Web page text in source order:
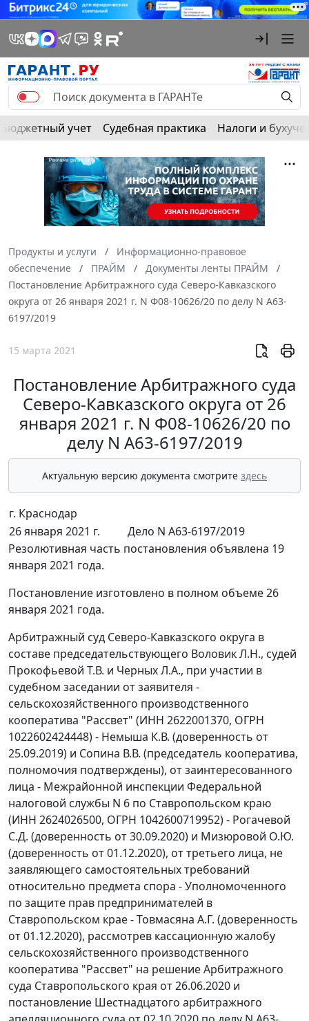
Бюджетный учет Судебная практика Налоги и
Продукты и услуги
Информационно-правовое
обеспечение
ПРАЙМ
Документы ленты ПРАЙМ
Постановление Арбитражного суда Северо-Кавказского
округа от 26 января 2021 г. N Ф08-10626/20 по делу N А63-
6197/2019
15 марта 2021
Постановление Арбитражного суда
Северо-Кавказского округа от 26
января 2021 г. N Ф08-10626/20 по
делу N А63-6197/2019
Актуальную версию документа смотрите здесь
г. Краснодар
26 января 2021 г.
Дело N А63-6197/2019
Резолютивная часть постановления объявлена 19
января 2021 года.
Постановление изготовлено в полном объеме 26
января 2021 года.
Арбитражный суд Северо-Кавказского округа в
составе председательствующего Воловик Л.Н., судей
Прокофьевой Т.В. и Черных Л.А., при участии в
судебном заседании от заявителя -
сельскохозяйственного производственного
кооператива "Рассвет" (ИНН 2622001370, ОГРН
1022602424448) - Немыша К.В. (доверенность от
25.09.2019) и Сопина В.В. (председатель кооператива,
полномочия подтверждены), от заинтересованного
лица - Межрайонной инспекции Федеральной
налоговой службы N 6 по Ставропольском краю
(ИНН 2624026500, ОГРН 1042600719952) - Рогачевой
С.Д. (доверенность от 30.09.2020) и Мизюровой О.Ю.
(доверенность от 01.12.2020), от третьего лица, не
заявляющего самостоятельных требований
относительно предмета спора - Уполномоченного
по защите прав предпринимателей в
Ставропольском крае - Товмасяна А.Г. (доверенность
от 01.12.2020), рассмотрев кассационную жалобу
сельскохозяйственного производственного
кооператива "Рассвет" на решение Арбитражного
суда Ставропольского края от 26.06.2020 и
постановление Шестнадцатого арбитражного